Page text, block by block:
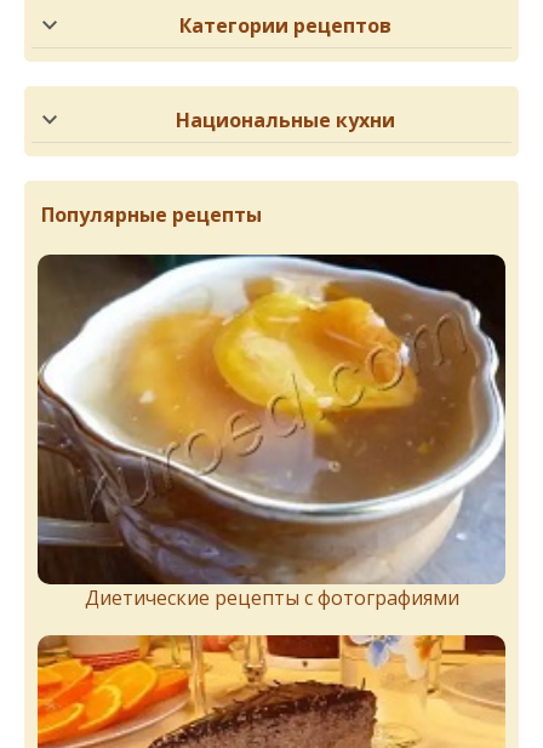
Категории рецептов
Национальные кухни
Популярные рецепты
Диетические рецепты с фотографиями